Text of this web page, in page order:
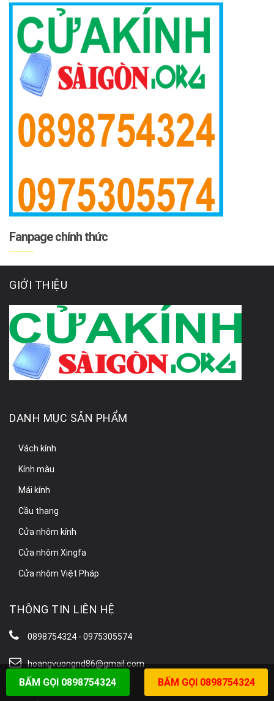
Fanpage chính thức
GIỚI THIỆU
DANH MỤC SẢN PHẨM
Vách kính
Kính màu
Mái kính
Cầu thang
Cửa nhôm kính
Cửa nhôm Xingfa
Cửa nhôm Việt Pháp
THÔNG TIN LIÊN HỆ
0898754324 - 0975305574
hoangvuongnd86@gmail.com
BÁO GIÁ KÍNH
BẤM GỌI 0898754324 BẤM GỌI 0898754324